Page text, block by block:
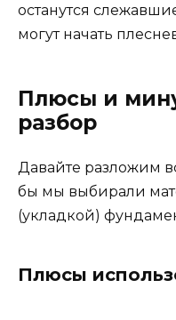
останутся
могут начать
Плюсы и
разбор
Давайте разложим
бы мы выбирали
(укладкой)
Плюсы